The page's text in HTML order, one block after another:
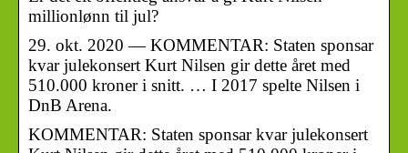
millionlønn til jul?
29. okt. 2020 — KOMMENTAR: Staten sponsar
kvar julekonsert Kurt Nilsen gir dette året med
510.000 kroner i snitt. … I 2017 spelte Nilsen i
DnB Arena.
KOMMENTAR: Staten sponsar kvar julekonsert